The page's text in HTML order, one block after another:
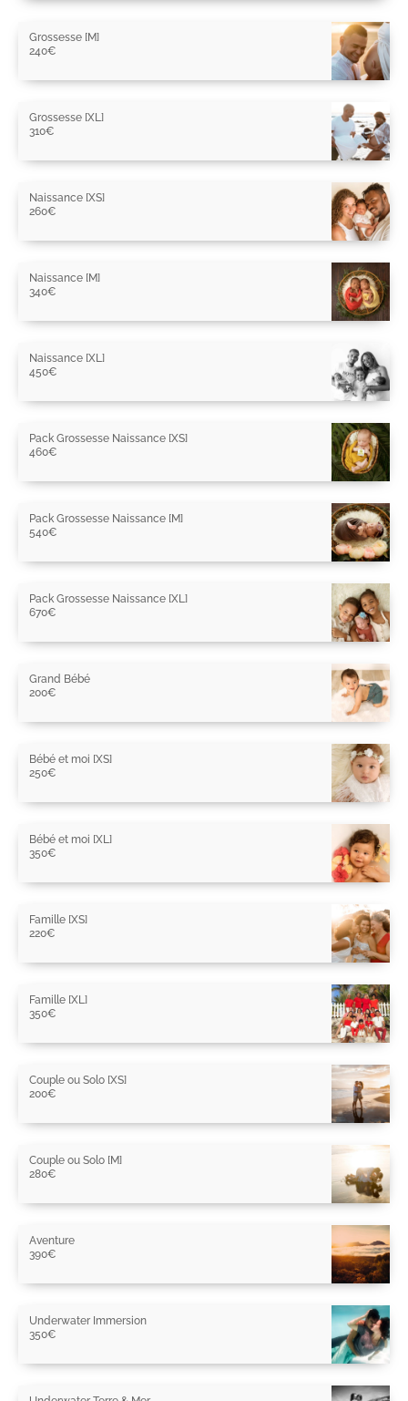
Grossesse [M]
240€
Grossesse [XL]
310€
Naissance [XS]
260€
Naissance [M]
340€
Naissance [XL]
450€
Pack Grossesse Naissance [XS]
460€
Pack Grossesse Naissance [M]
540€
Pack Grossesse Naissance [XL]
670€
Grand Bébé
200€
Bébé et moi [XS]
250€
Bébé et moi [XL]
350€
Famille [XS]
220€
Famille [XL]
350€
Couple ou Solo [XS]
200€
Couple ou Solo [M]
280€
Aventure
390€
Underwater Immersion
350€